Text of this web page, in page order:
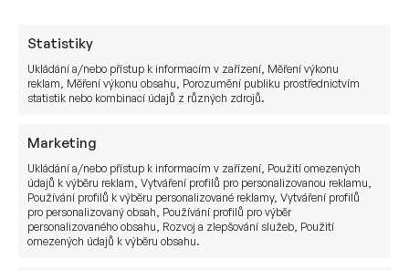
Statistiky
Ukládání a/nebo přístup k informacím v zařízení, Měření výkonu
reklam, Měření výkonu obsahu, Porozumění publiku prostřednictvím
statistik nebo kombinací údajů z různých zdrojů.
Marketing
Ukládání a/nebo přístup k informacím v zařízení, Použití omezených
údajů k výběru reklam, Vytváření profilů pro personalizovanou reklamu,
Používání profilů k výběru personalizované reklamy, Vytváření profilů
pro personalizovaný obsah, Používání profilů pro výběr
personalizovaného obsahu, Rozvoj a zlepšování služeb, Použití
omezených údajů k výběru obsahu.
Provizní vs. placené finanční
a investiční poradenství